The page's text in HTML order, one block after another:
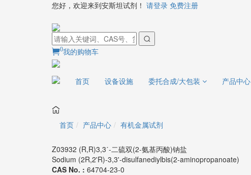
您好，欢迎来到安斯坦试剂！ 请登录 免费注册
0我的购物车
首页 设备设施 委托合成/大包装 产品中心
首页 产品中心 有机金属试剂
Z03932 (R,R)3,3ˊ-二硫双(2-氨基丙酸)钠盐
Sodium (2R,2'R)-3,3'-disulfanediylbis(2-aminopropanoate)
CAS No. : 64704-23-0